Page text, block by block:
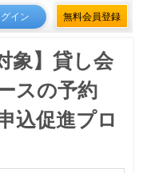
グイン 無料会員登録
象】貸し会
スの予約
込促進プロ